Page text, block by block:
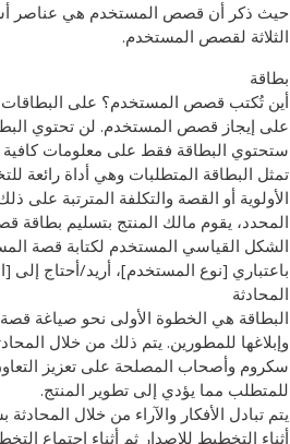
الثلاثة لقصص المستخدم.
بطاقة
أين تُكتب قصص المستخدم؟ على البطاقات.
على إيجاز قصص المستخدم. لن تحتوي
ستحتوي البطاقة فقط على معلومات
تمثل البطاقة المتطلبات وهي أداة رائعة
الأولوية أو القصة والتكلفة المترتبة على
المحدد، يقوم مالك المنتج بتسليم بطاقة
الشكل القياسي المستخدم لكتابة قصة
باعتباري [نوع المستخدم]، أريد/أحتاج إلى
المحادثة
البطاقة هي الخطوة الأولى نحو صياغة
وإبلاغها للمطورين. يتم ذلك من خلال
سكروم وأصحاب المصلحة على تعزيز
للمتطلب مما يؤدي إلى تطوير المنتج.
يتم تبادل الأفكار والآراء من خلال
أثناء التخطيط للإصدار ثم أثناء اجتماع